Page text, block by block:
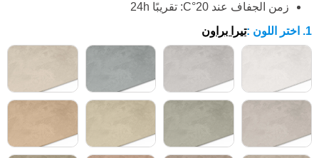
زمن الجفاف عند 20°C: تقريبًا 24h
1. اختر اللون
:تيرا براون